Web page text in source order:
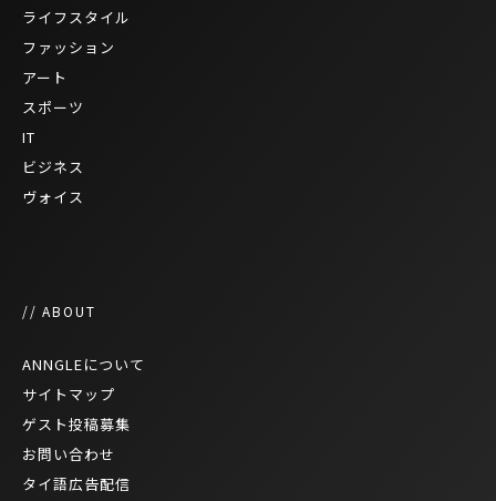
ライフスタイル
ファッション
アート
スポーツ
IT
ビジネス
ヴォイス
// ABOUT
ANNGLEについて
サイトマップ
ゲスト投稿募集
お問い合わせ
タイ語広告配信